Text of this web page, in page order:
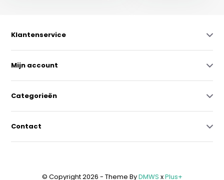
Klantenservice
Mijn account
Categorieën
Contact
© Copyright 2026 - Theme ByDMWS xPlus+